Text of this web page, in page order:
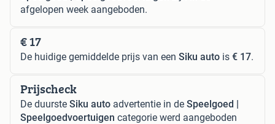
afgelopen week aangeboden.
€ 17
De huidige gemiddelde prijs van een Siku auto is € 17.
Prijscheck
De duurste Siku auto advertentie in de Speelgoed |
Speelgoedvoertuigen categorie werd aangeboden